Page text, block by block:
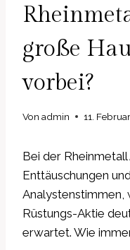
große
vorbei?
Von admin 11.
Bei der
Enttäuschungen
Analystenstimmen,
Rüstungs-Aktie
erwartet. Wie